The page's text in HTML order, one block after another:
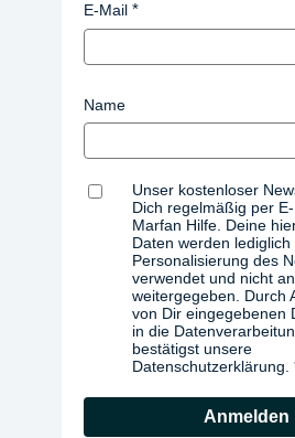
E-Mail
Name
Unser kostenloser
Dich regelmäßig per
Marfan Hilfe. Deine
Daten werden lediglich
Personalisierung des
verwendet und nicht
weitergegeben. Durch
von Dir eingegebenen
in die
bestätigst unsere
Datenschutzerklärung.
Anmelden